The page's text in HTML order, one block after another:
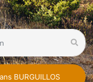
BURGUILLOS